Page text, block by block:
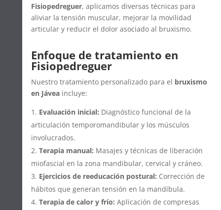
Fisiopedreguer, aplicamos diversas técnicas para
aliviar la tensión muscular, mejorar la movilidad
articular y reducir el dolor asociado al bruxismo.
Enfoque de tratamiento en
Fisiopedreguer
Nuestro tratamiento personalizado para el bruxismo
en Jáveaincluye:
Evaluación inicial: Diagnóstico funcional de la
articulación temporomandibular y los músculos
involucrados.
Terapia manual: Masajes y técnicas de liberación
miofascial en la zona mandibular, cervical y cráneo.
Ejercicios de reeducación postural: Corrección de
hábitos que generan tensión en la mandíbula.
Terapia de calor y frío: Aplicación de compresas